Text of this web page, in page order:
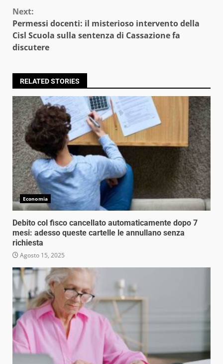
Next:
Permessi docenti: il misterioso intervento della
Cisl Scuola sulla sentenza di Cassazione fa
discutere
RELATED STORIES
Economia
Debito col fisco cancellato automaticamente dopo 7
mesi: adesso queste cartelle le annullano senza
richiesta
Agosto 15, 2025